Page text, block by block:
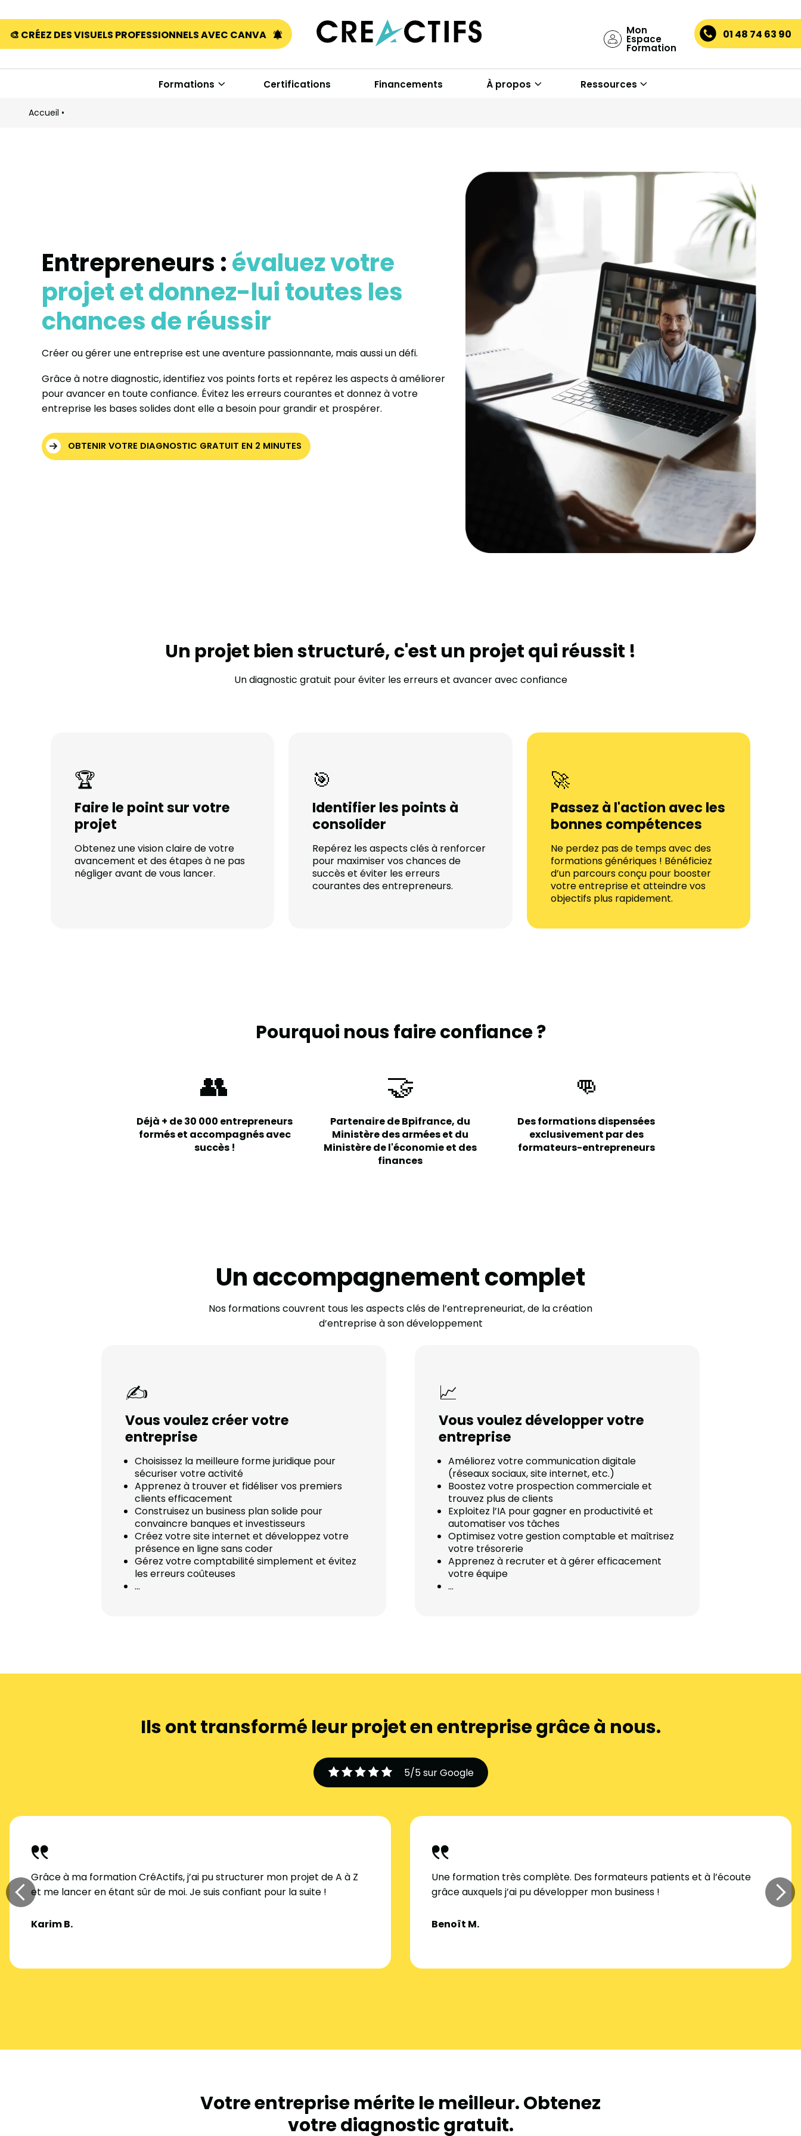
Mon
Espace
Formation
01 48 74 63 90
🎨 CRÉEZ DES VISUELS PROFESSIONNELS AVEC CANVA
Formations Certifications Financements À propos Ressources
Accueil •
Entrepreneurs :évaluez votre
projet et donnez-lui toutes les
chances de réussir
Créer ou gérer une entreprise est une aventure passionnante, mais aussi un défi.
Grâce à notre diagnostic, identifiez vos points forts et repérez les aspects à améliorer
pour avancer en toute confiance. Évitez les erreurs courantes et donnez à votre
entreprise les bases solides dont elle a besoin pour grandir et prospérer.
OBTENIR VOTRE DIAGNOSTIC GRATUIT EN 2 MINUTES
Un projet bien structuré, c'est un projet qui réussit !
Un diagnostic gratuit pour éviter les erreurs et avancer avec confiance
🏆
Faire le point sur votre
projet
Obtenez une vision claire de votre
avancement et des étapes à ne pas
négliger avant de vous lancer.
🎯
Identifier les points à
consolider
Repérez les aspects clés à renforcer
pour maximiser vos chances de
succès et éviter les erreurs
courantes des entrepreneurs.
🚀
Passez à l'action avec les
bonnes compétences
Ne perdez pas de temps avec des
formations génériques ! Bénéficiez
d’un parcours conçu pour booster
votre entreprise et atteindre vos
objectifs plus rapidement.
Pourquoi nous faire confiance ?
👥
Déjà + de 30 000 entrepreneurs
formés et accompagnés avec
succès !
🤝
Partenaire de Bpifrance, du
Ministère des armées et du
Ministère de l'économie et des
finances
👊
Des formations dispensées
exclusivement par des
formateurs-entrepreneurs
Un accompagnement complet
Nos formations couvrent tous les aspects clés de l’entrepreneuriat, de la création
d’entreprise à son développement
✍️
Vous voulez créer votre
entreprise
Choisissez la meilleure forme juridique pour
sécuriser votre activité
Apprenez à trouver et fidéliser vos premiers
clients efficacement
Construisez un business plan solide pour
convaincre banques et investisseurs
Créez votre site internet et développez votre
présence en ligne sans coder
Gérez votre comptabilité simplement et évitez
les erreurs coûteuses
…
📈
Vous voulez développer votre
entreprise
Améliorez votre communication digitale
(réseaux sociaux, site internet, etc.)
Boostez votre prospection commerciale et
trouvez plus de clients
Exploitez l’IA pour gagner en productivité et
automatiser vos tâches
Optimisez votre gestion comptable et maîtrisez
votre trésorerie
Apprenez à recruter et à gérer efficacement
votre équipe
…
Ils ont transformé leur projet en entreprise grâce à nous.
5/5 sur Google
Grâce à ma formation CréActifs, j’ai pu structurer mon projet de A à Z
et me lancer en étant sûr de moi. Je suis confiant pour la suite !
Karim B.
Une formation très complète. Des formateurs patients et à l’écoute
grâce auxquels j’ai pu développer mon business !
Benoît M.
Votre entreprise mérite le meilleur. Obtenez
votre diagnostic gratuit.